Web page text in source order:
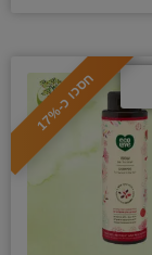
ח
ס
כ
ו
כ
-
1
7
%